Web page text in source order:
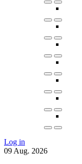
Log in
09 Aug. 2026